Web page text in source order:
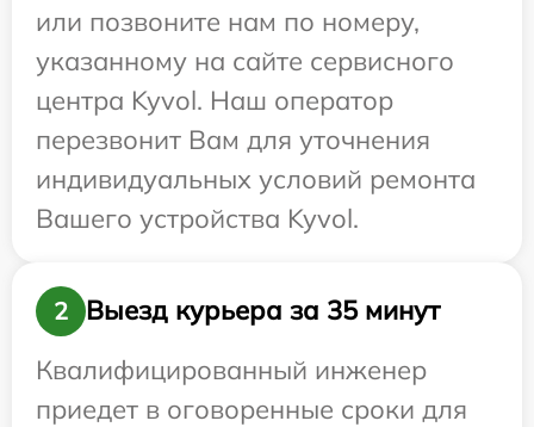
или позвоните нам по номеру,
указанному на сайте сервисного
центра Kyvol. Наш оператор
перезвонит Вам для уточнения
индивидуальных условий ремонта
Вашего устройства Kyvol.
2
Выезд курьера за 35 минут
Квалифицированный инженер
приедет в оговоренные сроки для